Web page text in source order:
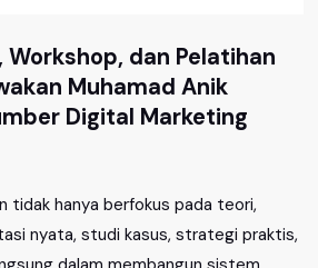
Workshop, dan Pelatihan
Muhamad Anik
Digital Marketing
tidak hanya berfokus pada teori,
nyata, studi kasus, strategi praktis,